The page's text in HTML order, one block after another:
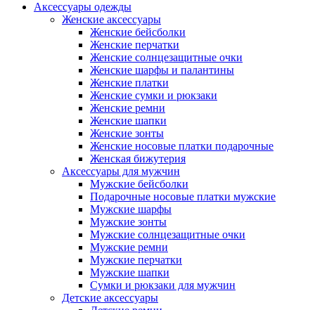
Аксессуары одежды
Женские аксессуары
Женские бейсболки
Женские перчатки
Женские солнцезащитные очки
Женские шарфы и палантины
Женские платки
Женские сумки и рюкзаки
Женские ремни
Женские шапки
Женские зонты
Женские носовые платки подарочные
Женская бижутерия
Аксессуары для мужчин
Мужские бейсболки
Подарочные носовые платки мужские
Мужские шарфы
Мужские зонты
Мужские солнцезащитные очки
Мужские ремни
Мужские перчатки
Мужские шапки
Сумки и рюкзаки для мужчин
Детские аксессуары